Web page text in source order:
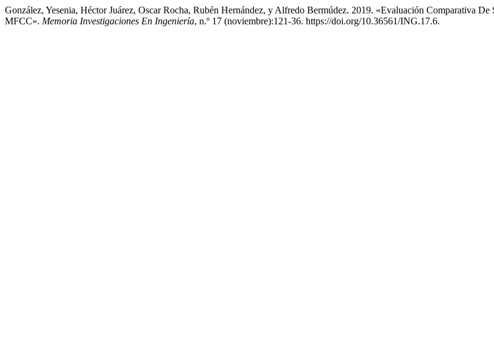
González, Yesenia, Héctor Juárez, Oscar Rocha, Rubén Hernández, y Alfredo Bermúdez. 2019. «Evaluación Comparativa
MFCC». Memoria Investigaciones En Ingeniería, n.º 17 (noviembre):121-36. https://doi.org/10.36561/ING.17.6.